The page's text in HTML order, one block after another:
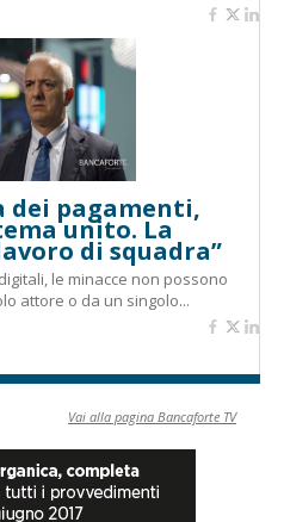
dei pagamenti,
unito. La
di squadra”
le minacce non possono
attore o da un singolo...
Vai alla pagina Bancaforte TV